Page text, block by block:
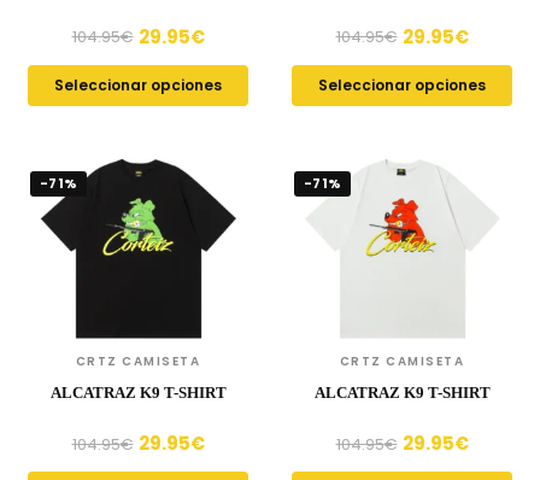
104.95€ 29.95€
Seleccionar opciones
104.95€ 29.95€
Seleccionar opciones
-71%
CRTZ CAMISETA
ALCATRAZ K9 T-SHIRT
104.95€ 29.95€
-71%
CRTZ CAMISETA
ALCATRAZ K9 T-SHIRT
104.95€ 29.95€